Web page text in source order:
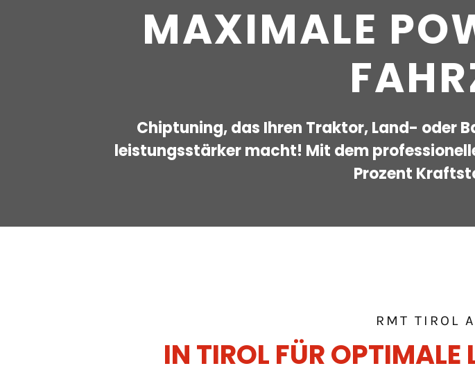
FÜR JEDES
oder Baumaschine, LKW und PKW effizienter und
Tuning von RM Tuning können Sie bis zu 15
RMT TIROL
IN TIROL FÜR OPTIMALE